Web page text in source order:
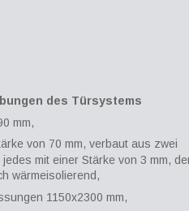
des Türsystems
mm,
von 70 mm, verbaut aus zwei
jedes mit einer Stärke von 3 mm,
wärmeisolierend,
1150x2300 mm,